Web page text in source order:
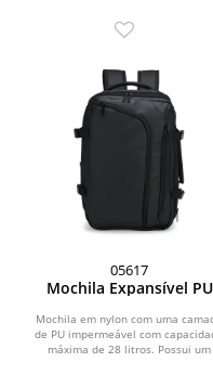
05617
Mochila Expansível PU
Mochila em nylon com uma
de PU impermeável com
máxima de 28 litros. Possui um